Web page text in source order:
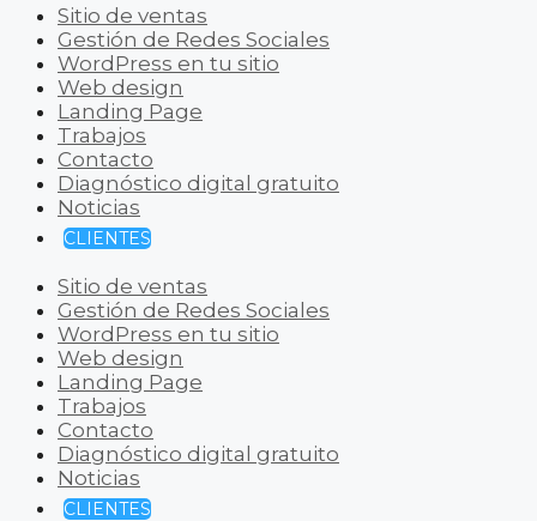
Sitio de ventas
Gestión de Redes Sociales
WordPress en tu sitio
Web design
Landing Page
Trabajos
Contacto
Diagnóstico digital gratuito
Noticias
CLIENTES
Sitio de ventas
Gestión de Redes Sociales
WordPress en tu sitio
Web design
Landing Page
Trabajos
Contacto
Diagnóstico digital gratuito
Noticias
CLIENTES